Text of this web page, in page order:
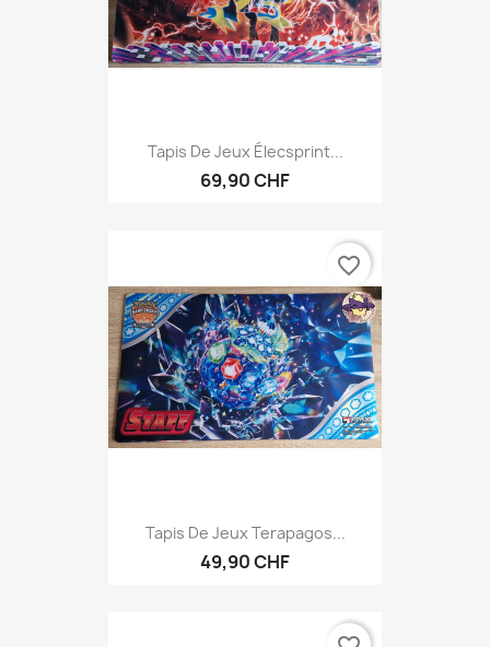
Tapis De Jeux Élecsprint...
69,90 CHF
Tapis De Jeux Terapagos...
49,90 CHF
favorite_border